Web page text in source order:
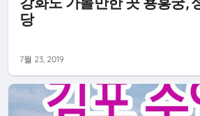
당
7월 23, 2019